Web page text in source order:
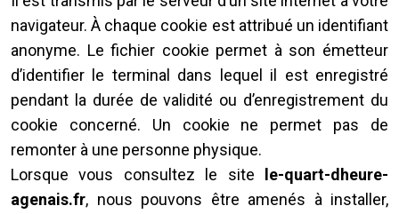
navigateur. À chaque cookie est attribué un identifiant
anonyme. Le fichier cookie permet à son émetteur
d’identifier le terminal dans lequel il est enregistré
pendant la durée de validité ou d’enregistrement du
cookie concerné. Un cookie ne permet pas de
remonter à une personne physique.
Lorsque vous consultez le site
le-quart-dheure-
agenais.fr, nous pouvons être amenés à installer,